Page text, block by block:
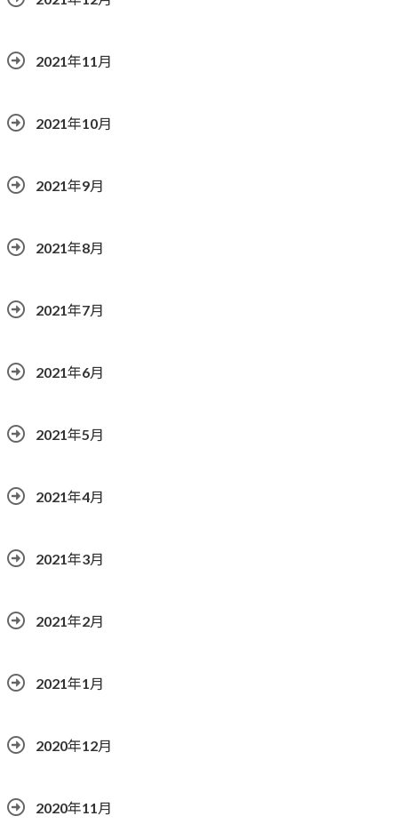
2021年11月
2021年10月
2021年9月
2021年8月
2021年7月
2021年6月
2021年5月
2021年4月
2021年3月
2021年2月
2021年1月
2020年12月
2020年11月